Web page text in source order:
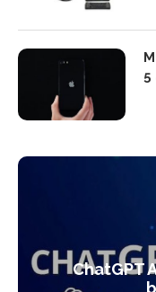
5
ChatGPT